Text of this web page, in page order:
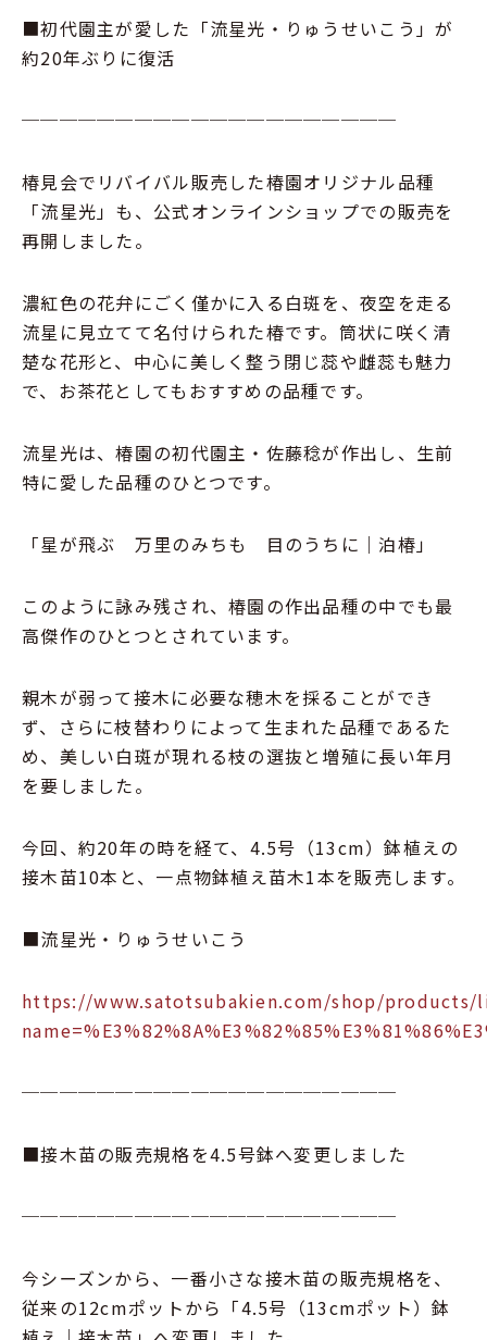
■初代園主が愛した「流星光・りゅうせいこう」が
約20年ぶりに復活
────────────────────
椿見会でリバイバル販売した椿園オリジナル品種
「流星光」も、公式オンラインショップでの販売を
再開しました。
濃紅色の花弁にごく僅かに入る白斑を、夜空を走る
流星に見立てて名付けられた椿です。筒状に咲く清
楚な花形と、中心に美しく整う閉じ蕊や雌蕊も魅力
で、お茶花としてもおすすめの品種です。
流星光は、椿園の初代園主・佐藤稔が作出し、生前
特に愛した品種のひとつです。
「星が飛ぶ 万里のみちも 目のうちに｜泊椿」
このように詠み残され、椿園の作出品種の中でも最
高傑作のひとつとされています。
親木が弱って接木に必要な穂木を採ることができ
ず、さらに枝替わりによって生まれた品種であるた
め、美しい白斑が現れる枝の選抜と増殖に長い年月
を要しました。
今回、約20年の時を経て、4.5号（13cm）鉢植えの
接木苗10本と、一点物鉢植え苗木1本を販売します。
■流星光・りゅうせいこう
https://www.satotsubakien.com/shop/products/
────────────────────
■接木苗の販売規格を4.5号鉢へ変更しました
────────────────────
今シーズンから、一番小さな接木苗の販売規格を、
従来の12cmポットから「4.5号（13cmポット）鉢